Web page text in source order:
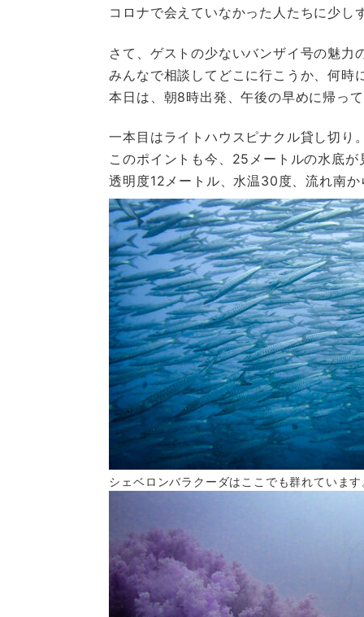
コロナで会えていなかった人たちに少
さて、ゲストの少ないバンザイ号の魅力
みんなで相談してどこに行こうか、何時
本日は、朝8時出発、午後の早めに帰っ
一本目はライトハウスピナクル貸し切り
このポイントも今、25メートルの水底が
透明度12メートル、水温30度、流れ南か
シェベロンバラクーダはここでも群れています